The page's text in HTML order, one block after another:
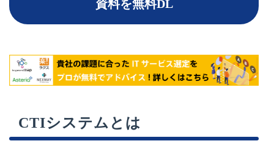
資料を無料DL
CTIシステムとは